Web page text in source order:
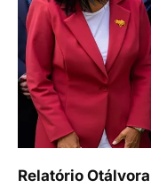
Relatório